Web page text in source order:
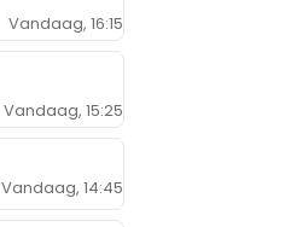
Vandaag, 16:15
Vandaag, 15:25
Vandaag, 14:45